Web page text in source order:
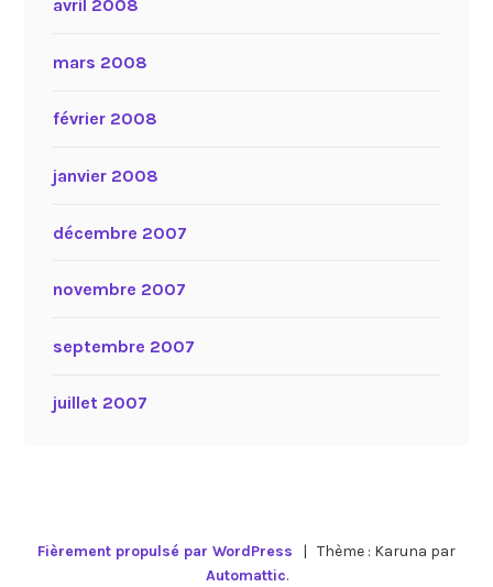
avril 2008
mars 2008
février 2008
janvier 2008
décembre 2007
novembre 2007
septembre 2007
juillet 2007
Fièrement propulsé par WordPress | Thème : Karuna par
Automattic.